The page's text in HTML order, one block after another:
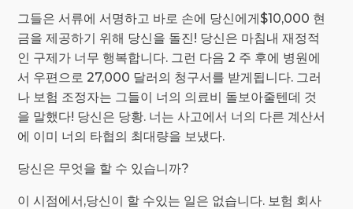
그들은 서류에 서명하고 바로 손에 당신에게$10,000 현
금을 제공하기 위해 당신을 돌진! 당신은 마침내 재정적
인 구제가 너무 행복합니다. 그런 다음 2 주 후에 병원에
서 우편으로 27,000 달러의 청구서를 받게됩니다. 그러
나 보험 조정자는 그들이 너의 의료비 돌보아줄텐데 것
을 말했다! 당신은 당황. 너는 사고에서 너의 다른 계산서
에 이미 너의 타협의 최대량을 보냈다.
당신은 무엇을 할 수 있습니까?
이 시점에서,당신이 할 수있는 일은 없습니다. 보험 회사